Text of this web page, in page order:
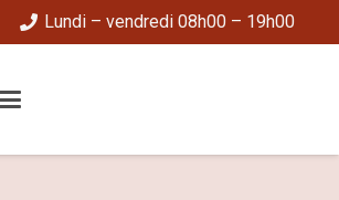
Lundi – vendredi 08h00 – 19h00